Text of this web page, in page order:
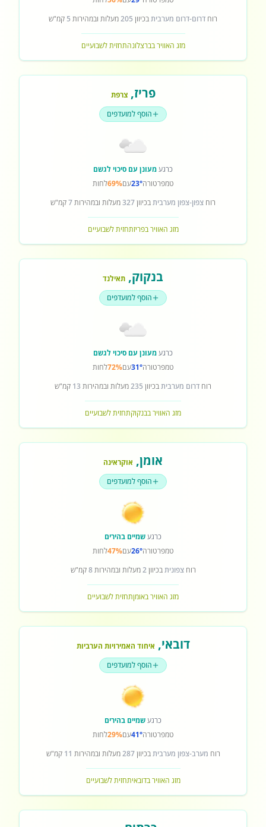
רוח דרום-דרום מערביתבכיוון 205מעלות ובמהירות 5 קמ"ש
מזג האוויר בברצלונהתחזית לשבועיים
פריז,צרפת
הוסף למועדפים
כרגעמעונן עם סיכוי לגשם
טמפרטורה23°עם69%לחות
רוח צפון-צפון מערביתבכיוון327מעלות ובמהירות7קמ"ש
מזג האוויר בפריזתחזית לשבועיים
בנקוק, תאילנד
הוסף למועדפים
כרגעמעונן עם סיכוי לגשם
טמפרטורה31°עם72%לחות
רוח דרום מערביתבכיוון 235מעלות ובמהירות 13 קמ"ש
מזג האוויר בבנקוקתחזית לשבועיים
אומן, אוקראינה
הוסף למועדפים
כרגעשמיים בהירים
טמפרטורה26°עם47%לחות
רוחצפוניתבכיוון2מעלות ובמהירות8קמ"ש
מזג האוויר באומןתחזית לשבועיים
דובאי, איחוד האמירויות הערביות
הוסף למועדפים
כרגעשמיים בהירים
טמפרטורה41°עם29%לחות
רוח מערב-צפון מערביתבכיוון287מעלות ובמהירות 11 קמ"ש
מזג האוויר בדובאיתחזית לשבועיים